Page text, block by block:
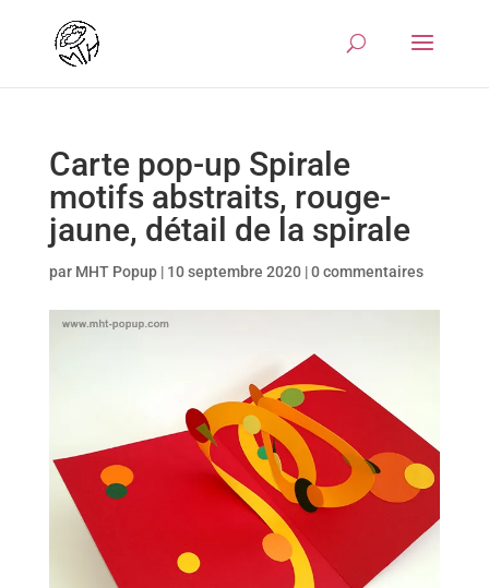
Carte pop-up Spirale
motifs abstraits, rouge-
jaune, détail de la spirale
par MHT Popup| 10 septembre 2020|0 commentaires